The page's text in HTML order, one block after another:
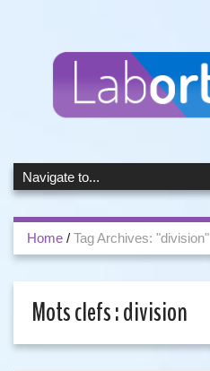
Home / Tag Archives: "division"
Mots clefs :division